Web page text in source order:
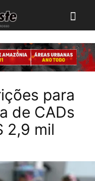
para
de CADs
2,9 mil